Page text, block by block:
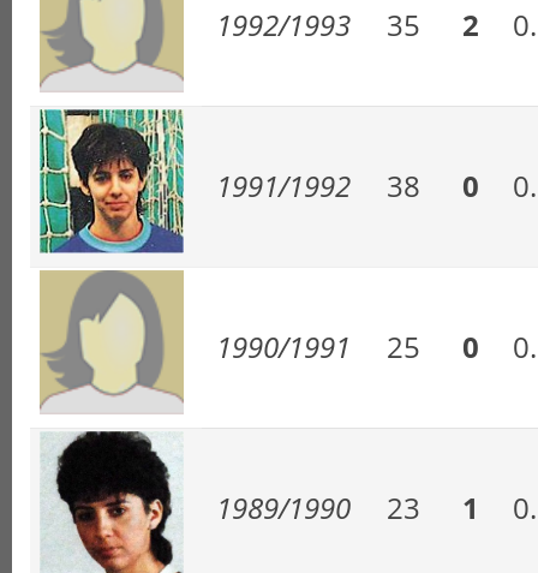
1992/1993 35 2
1991/1992 38 0
1990/1991 25 0
1989/1990 23 1